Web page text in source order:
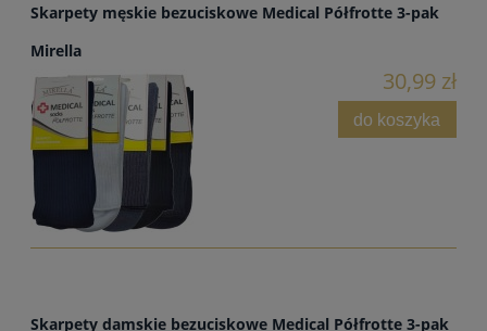
Skarpety męskie bezuciskowe Medical Półfrotte 3-pak
Mirella
30,99 zł
do koszyka
Skarpety damskie bezuciskowe Medical Półfrotte 3-pak